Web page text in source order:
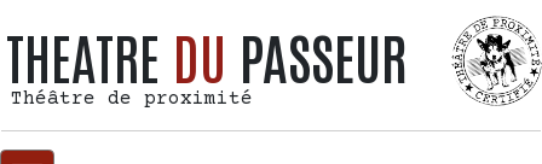
THEATRE DU PASSEUR
Théâtre de proximité